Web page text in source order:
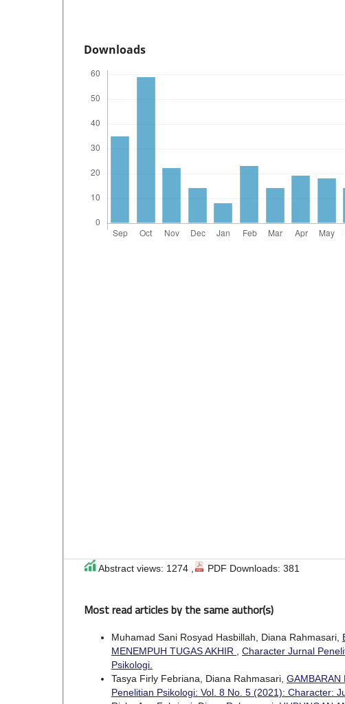
Downloads
Abstract views: 1274 , PDF Downloads: 381
Most read articles by the same author(s)
Muhamad Sani Rosyad Hasbillah, Diana Rahmasari,
MENEMPUH TUGAS AKHIR
Character Jurnal
Psikologi.
Tasya Firly Febriana, Diana Rahmasari, GAMBARAN
Penelitian Psikologi: Vol. 8 No. 5 (2021): Character: